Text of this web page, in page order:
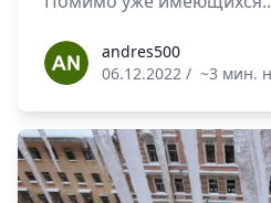
andres500andres500
06.12.2022 / ~3 мин.